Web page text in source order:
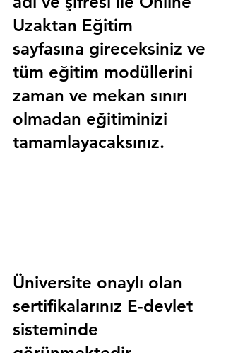
Uzaktan Eğitim
sayfasına gireceksiniz ve
tüm eğitim modüllerini
zaman ve mekan sınırı
olmadan eğitiminizi
tamamlayacaksınız.
Üniversite onaylı olan
sertifikalarınız E-devlet
sisteminde